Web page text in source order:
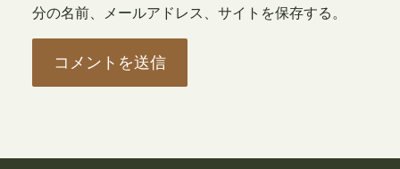
分の名前、メールアドレス、サイトを保存する。